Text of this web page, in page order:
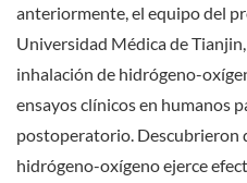
anteriormente, el equipo del
Universidad Médica de
inhalación de hidrógeno-
ensayos clínicos en humanos
postoperatorio. Descubrieron
hidrógeno-oxígeno ejerce